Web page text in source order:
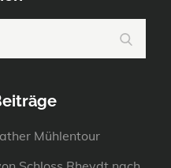
Mühlentour